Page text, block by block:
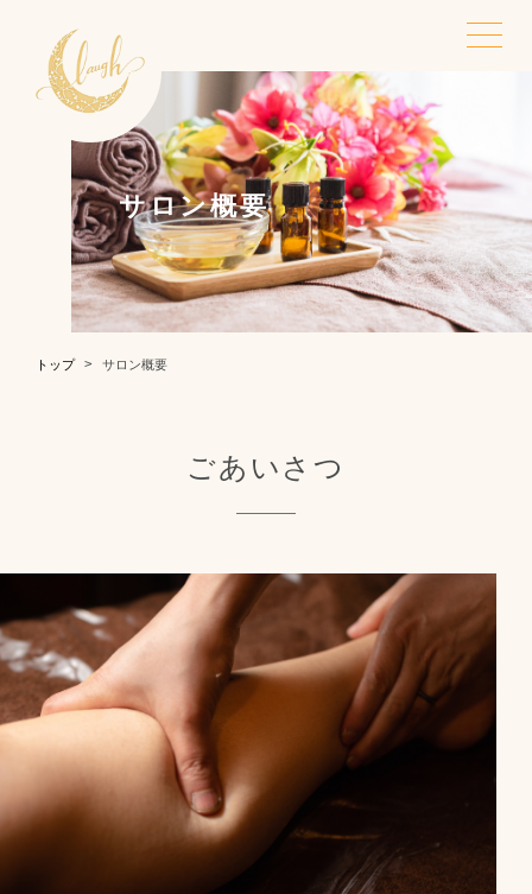
TOP
トップ
STRENGTHS
Laugh.の強み
LYMPHATIC
全身リンパ
FASTING
サイトマップ プライバシーポリシー
サロン概要
トップ サロン概要
ごあいさつ